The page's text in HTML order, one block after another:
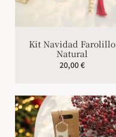
Kit Navidad Farolillo
Natural
20,00€